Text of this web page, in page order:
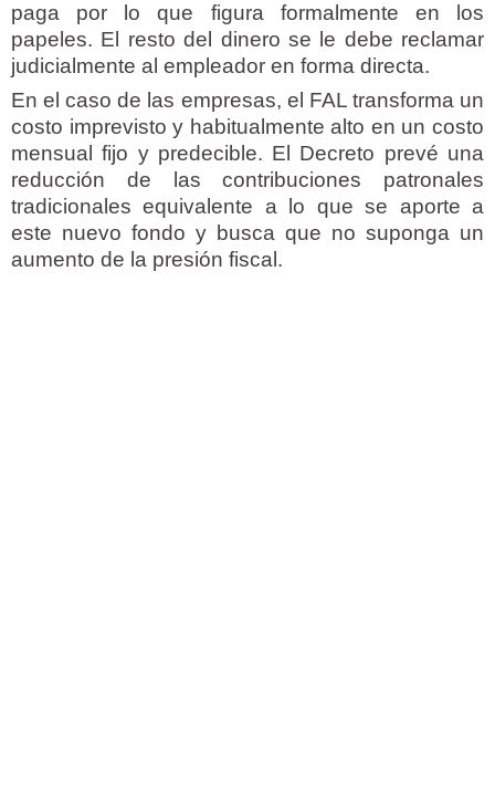
paga por lo que figura formalmente en los
papeles. El resto del dinero se le debe reclamar
judicialmente al empleador en forma directa.
En el caso de las empresas, el FAL transforma un
costo imprevisto y habitualmente alto en un costo
mensual fijo y predecible. El Decreto prevé una
reducción de las contribuciones patronales
tradicionales equivalente a lo que se aporte a
este nuevo fondo y busca que no suponga un
aumento de la presión fiscal.